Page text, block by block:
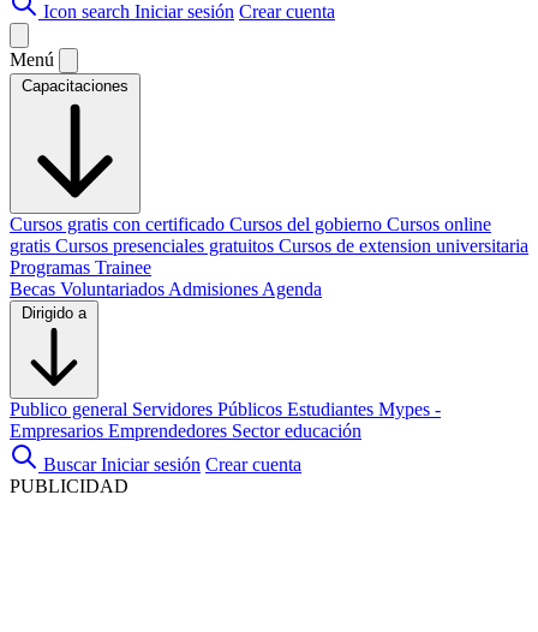
Icon search Iniciar sesión Crear cuenta
Menú
Capacitaciones
Cursos gratis con certificado Cursos del gobierno Cursos online
gratis Cursos presenciales gratuitos Cursos de extension universitaria
Programas Trainee
Becas Voluntariados Admisiones Agenda
Dirigido a
Publico general Servidores Públicos Estudiantes Mypes -
Empresarios Emprendedores Sector educación
Buscar Iniciar sesión Crear cuenta
PUBLICIDAD